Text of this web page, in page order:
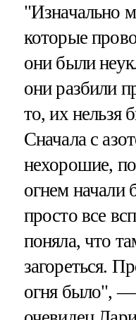
"Изначально
которые
они были
они разбили
то, их нельзя
Сначала с
нехорошие,
огнем начали
просто все
поняла, что
загореться.
огня было", —